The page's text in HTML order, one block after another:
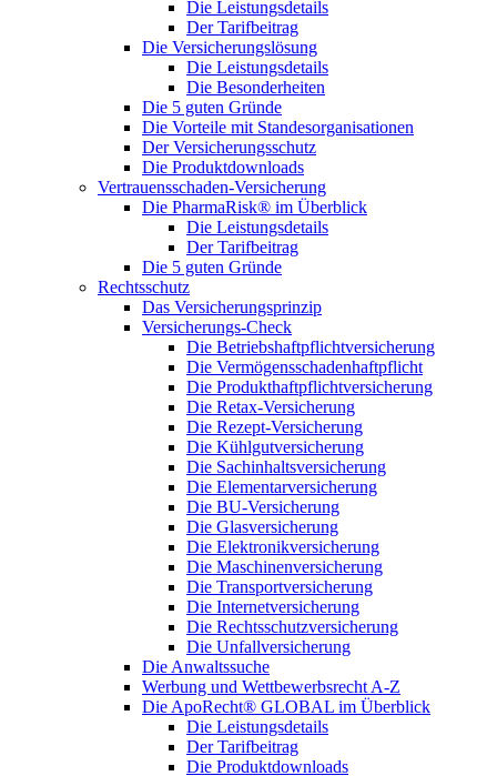
Die Leistungsdetails
Der Tarifbeitrag
Die Versicherungslösung
Die Leistungsdetails
Die Besonderheiten
Die 5 guten Gründe
Die Vorteile mit Standesorganisationen
Der Versicherungsschutz
Die Produktdownloads
Vertrauensschaden-Versicherung
Die PharmaRisk® im Überblick
Die Leistungsdetails
Der Tarifbeitrag
Die 5 guten Gründe
Rechtsschutz
Das Versicherungsprinzip
Versicherungs-Check
Die Betriebshaftpflichtversicherung
Die Vermögensschadenhaftpflicht
Die Produkthaftpflichtversicherung
Die Retax-Versicherung
Die Rezept-Versicherung
Die Kühlgutversicherung
Die Sachinhaltsversicherung
Die Elementarversicherung
Die BU-Versicherung
Die Glasversicherung
Die Elektronikversicherung
Die Maschinenversicherung
Die Transportversicherung
Die Internetversicherung
Die Rechtsschutzversicherung
Die Unfallversicherung
Die Anwaltssuche
Werbung und Wettbewerbsrecht A-Z
Die ApoRecht® GLOBAL im Überblick
Die Leistungsdetails
Der Tarifbeitrag
Die Produktdownloads